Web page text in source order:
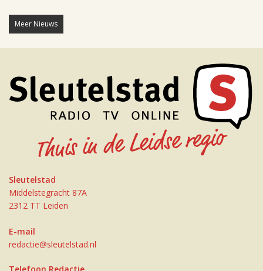
Meer Nieuws
Sleutelstad
Middelstegracht 87A
2312 TT Leiden
E-mail
redactie@sleutelstad.nl